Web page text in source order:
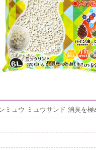
ミュウ ミュウサンド 消臭を